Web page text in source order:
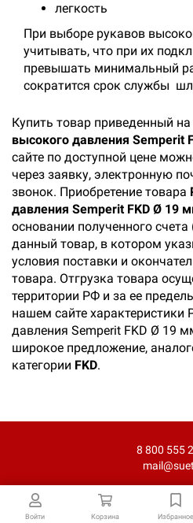
Войти Корзина Избранное
легкость
При выборе рукавов
учитывать, что при их
превышать минимальный
сократится срок службы
Купить товар приведенный
высокого давления Semperit
сайте по доступной цене
через заявку, электронную
звонок. Приобретение товара
давления Semperit FKD Ø 19
основании полученного
данный товар, в котором
условия поставки и
товара. Отгрузка товара
территории РФ и за ее
нашем сайте характеристики
давления Semperit FKD Ø 19
широкое предложение,
категории FKD.
8 800 555